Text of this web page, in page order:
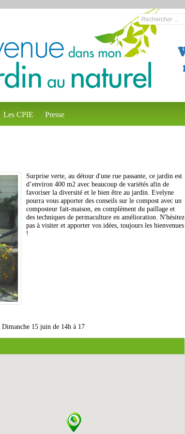
Les CPIE Presse
Surprise verte, au détour d'une rue passante, ce jardin est
d’environ 400 m2 avec beaucoup de variétés afin de
favoriser la diversité et le bien être au jardin. Evelyne
pourra vous apporter des conseils sur le compost avec un
composteur fait-maison, en complément du paillage et
des techniques de permaculture en amélioration. N'hésitez
pas à visiter et apporter vos idées, toujours les bienvenues
!
15 juin de 14h à 17